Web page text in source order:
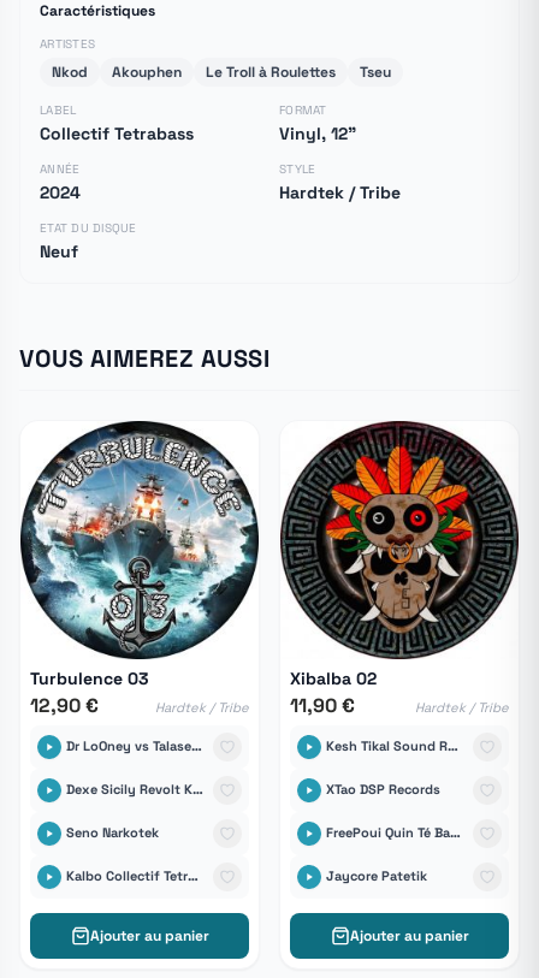
Caractéristiques
ARTISTES
Nkod Akouphen Le Troll à Roulettes Tseu
LABEL
Collectif Tetrabass
FORMAT
Vinyl, 12"
ANNÉE
2024
STYLE
Hardtek / Tribe
ETAT DU DISQUE
Neuf
VOUS AIMEREZ AUSSI
Turbulence 03
12,90 € Hardtek / Tribe
Dr LoOney vs Talasemik
Dexe Sicily Revolt Klan
Seno Narkotek
Kalbo Collectif Tetrabass
Ajouter au panier
Xibalba 02
11,90 € Hardtek / Tribe
Kesh Tikal Sound Records vs Frk
XTao DSP Records
FreePoui Quin Té Bass
Jaycore Patetik
Ajouter au panier